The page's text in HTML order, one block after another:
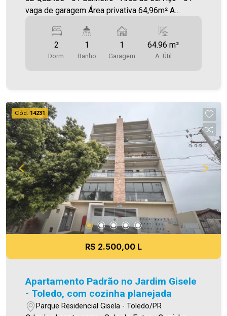
vaga de garagem Área privativa 64,96m² A
carteiras de imóveis administrados da cidade,
atuando com excelência tanto na locação quanto
na venda. Aproveite essa oportunidade, agende
qualquer erro de digitação e/ou ortografia, bem
como alteração dos preços e imagens. Fotos
meramente ilustrativas
2
Dorm.
1
Banho
1
Garagem
64.96 m²
A. Útil
Cód. 14231
R$ 2.500,00 L
Apartamento Padrão no Jardim Gisele
- Toledo, com cozinha planejada
Parque Residencial Gisela - Toledo/PR